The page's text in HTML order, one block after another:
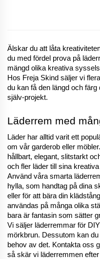
Älskar du att låta
du med fördel prova på
mängd olika kreativa
Hos Freja Skind säljer vi
du kan få den längd och
själv-projekt.
Läderrem med
Läder har alltid varit ett
om vår garderob eller
hållbart, elegant, slitstarkt
och fler läder till sina
Använd våra smarta
hylla, som handtag på dina
eller för att bära din
användas på många olika
bara är fantasin som sätter
Vi säljer läderremmar för
mörkbrun. Dessutom kan
behov av det. Kontakta oss
så skär vi läderremmen efter